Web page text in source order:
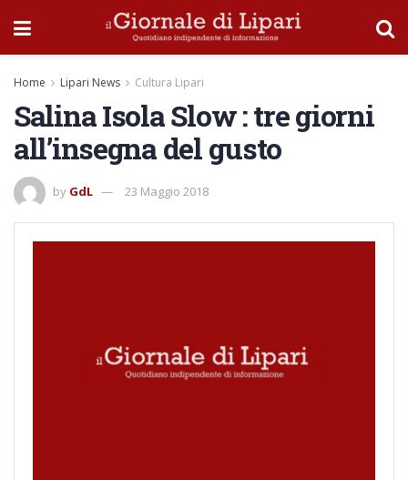
Home Lipari News Cultura Lipari
Salina Isola Slow : tre giorni
all’insegna del gusto
by GdL 23 Maggio 2018